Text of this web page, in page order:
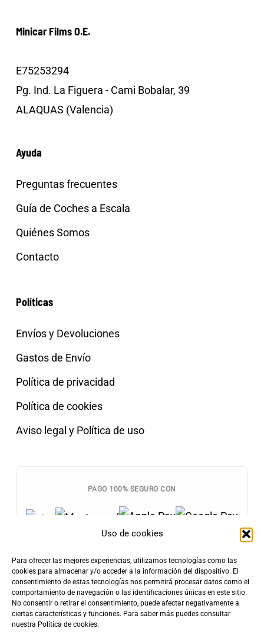
Uso de cookies
Para ofrecer las mejores experiencias, utilizamos tecnologías como las
cookies para almacenar y/o acceder a la información del dispositivo. El
consentimiento de estas tecnologías nos permitirá procesar datos como el
comportamiento de navegación o las identificaciones únicas en este sitio.
No consentir o retirar el consentimiento, puede afectar negativamente a
ciertas características y funciones. Para saber más puedes consultar
nuestra Política de cookies.
Minicar Films O.E.
E75253294
Pg. Ind. La Figuera - Cami Bobalar, 39
ALAQUAS (Valencia)
Ayuda
Preguntas frecuentes
Guía de Coches a Escala
Quiénes Somos
Contacto
Políticas
Envíos y Devoluciones
Gastos de Envío
Política de privacidad
Política de cookies
Aviso legal y Política de uso
PAGO 100% SEGURO CON
Tarifa de Envío
4,90€
Entrega Rápida
Envíos Gratis
+100€